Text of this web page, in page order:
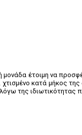
μονάδα έτοιμη να
κατά μήκος
της